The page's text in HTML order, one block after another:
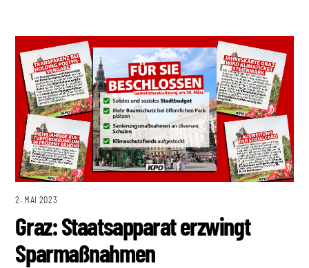
2. MAI 2023
Graz: Staatsapparat erzwingt
Sparmaßnahmen